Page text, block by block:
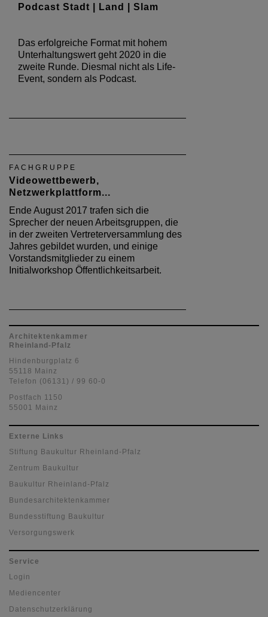
Podcast Stadt | Land | Slam
Das erfolgreiche Format mit hohem
Unterhaltungswert geht 2020 in die
zweite Runde. Diesmal nicht als Life-
Event, sondern als Podcast.
FACHGRUPPE
Videowettbewerb,
Netzwerkplattform...
Ende August 2017 trafen sich die
Sprecher der neuen Arbeitsgruppen, die
in der zweiten Vertreterversammlung des
Jahres gebildet wurden, und einige
Vorstandsmitglieder zu einem
Initialworkshop Öffentlichkeitsarbeit.
Architektenkammer
Rheinland-Pfalz
Hindenburgplatz 6
55118 Mainz
Telefon (06131) / 99 60-0
Postfach 1150
55001 Mainz
Externe Links
Stiftung Baukultur Rheinland-Pfalz
Zentrum Baukultur
Baukultur Rheinland-Pfalz
Bundesarchitektenkammer
Bundesstiftung Baukultur
Versorgungswerk
Service
Login
Mediencenter
Datenschutzerklärung